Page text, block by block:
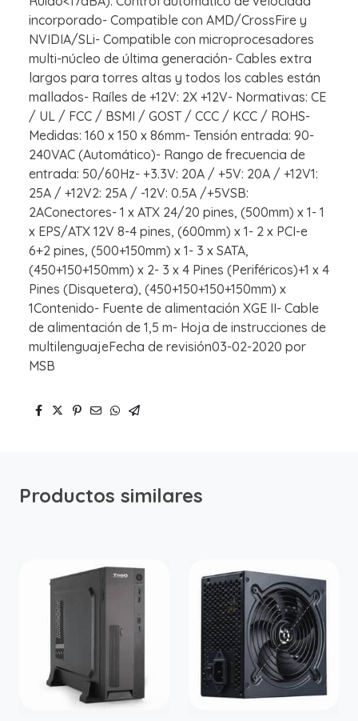
incorporado- Compatible con AMD/CrossFire y
NVIDIA/SLi- Compatible con microprocesadores
multi-núcleo de última generación- Cables extra
largos para torres altas y todos los cables están
mallados- Raíles de +12V: 2X +12V- Normativas: CE
/ UL / FCC / BSMI / GOST / CCC / KCC / ROHS-
Medidas: 160 x 150 x 86mm- Tensión entrada: 90-
240VAC (Automático)- Rango de frecuencia de
entrada: 50/60Hz- +3.3V: 20A / +5V: 20A / +12V1:
25A / +12V2: 25A / -12V: 0.5A /+5VSB:
2AConectores- 1 x ATX 24/20 pines, (500mm) x 1- 1
x EPS/ATX 12V 8-4 pines, (600mm) x 1- 2 x PCI-e
6+2 pines, (500+150mm) x 1- 3 x SATA,
(450+150+150mm) x 2- 3 x 4 Pines (Periféricos)+1 x 4
Pines (Disquetera), (450+150+150+150mm) x
1Contenido- Fuente de alimentación XGE II- Cable
de alimentación de 1,5 m- Hoja de instrucciones de
multilenguajeFecha de revisión03-02-2020 por
MSB
Productos similares